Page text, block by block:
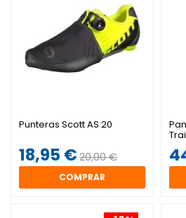
Punteras Scott AS 20
18,95 €20,00 €
COMPRAR